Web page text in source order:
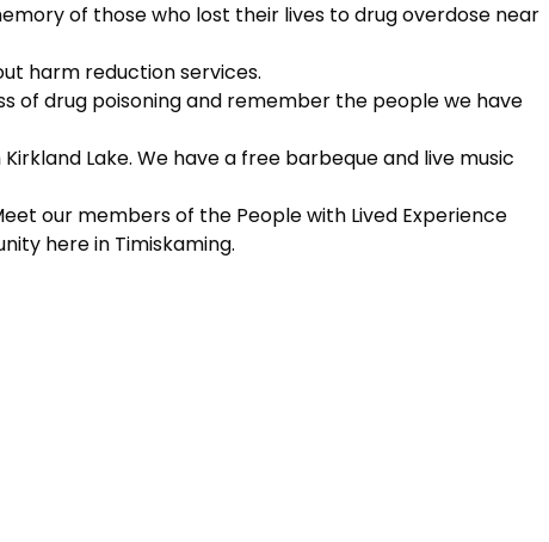
of those who lost their lives to drug overdose near
harm reduction services.
of drug poisoning and remember the people we have
Lake. We have a free barbeque and live music
our members of the People with Lived Experience
here in Timiskaming.